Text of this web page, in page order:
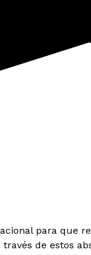
para que
de estos